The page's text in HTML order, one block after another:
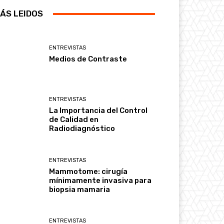
LEIDOS
ENTREVISTAS
Medios de Contraste
ENTREVISTAS
La Importancia del Control
de Calidad en
Radiodiagnóstico
ENTREVISTAS
Mammotome: cirugía
mínimamente invasiva para
biopsia mamaria
ENTREVISTAS